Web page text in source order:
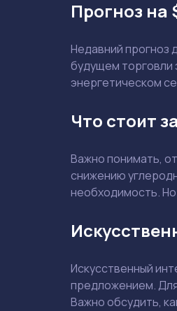
Прогноз на
Недавний прогноз
будущем торговли
энергетическом
Что стоит
Важно понимать,
снижению
необходимость.
Искусственный
предложением.
Важно обсудить,